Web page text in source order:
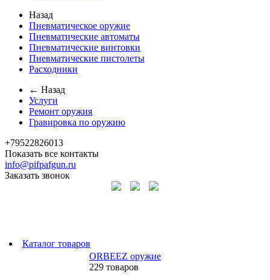
Назад
Пневматическое оружие
Пневматические автоматы
Пневматические винтовки
Пневматические пистолеты
Расходники
← Назад
Услуги
Ремонт оружия
Гравировка по оружию
+79522826013
Показать все контакты
info@pifpafgun.ru
Заказать звонок
Каталог товаров
ORBEEZ оружие
229 товаров